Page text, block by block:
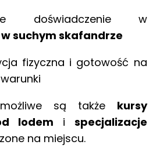
doświadczenie w
suchym skafandrze
fizyczna i gotowość na
są także kursy
lodem i specjalizacje
na miejscu.